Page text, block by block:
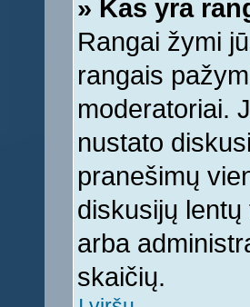
» Kas yra
Rangai žymi
rangais
moderatoriai.
nustato
pranešimų
diskusijų
arba
skaičių.